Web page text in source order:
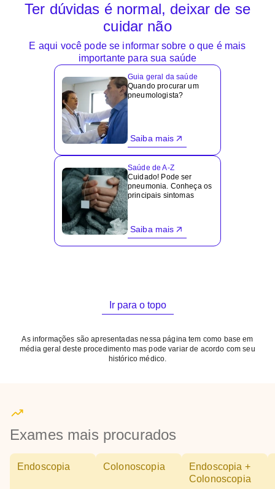
Ter dúvidas é normal, deixar de se
cuidar não
E aqui você pode se informar sobre o que é mais
importante para sua saúde
Guia geral da saúde
Quando procurar um
pneumologista?
Saiba mais
Saúde de A-Z
Cuidado! Pode ser
pneumonia. Conheça os
principais sintomas
Saiba mais
Ir para o topo
As informações são apresentadas nessa página tem como base em
média geral deste procedimento mas pode variar de acordo com seu
histórico médico.
Exames mais procurados
Endoscopia Colonoscopia
Endoscopia +
Colonoscopia